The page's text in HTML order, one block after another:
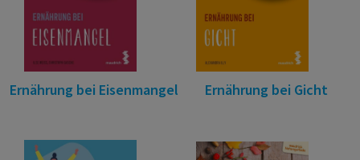
Ernährung bei Eisenmangel Ernährung bei Gicht